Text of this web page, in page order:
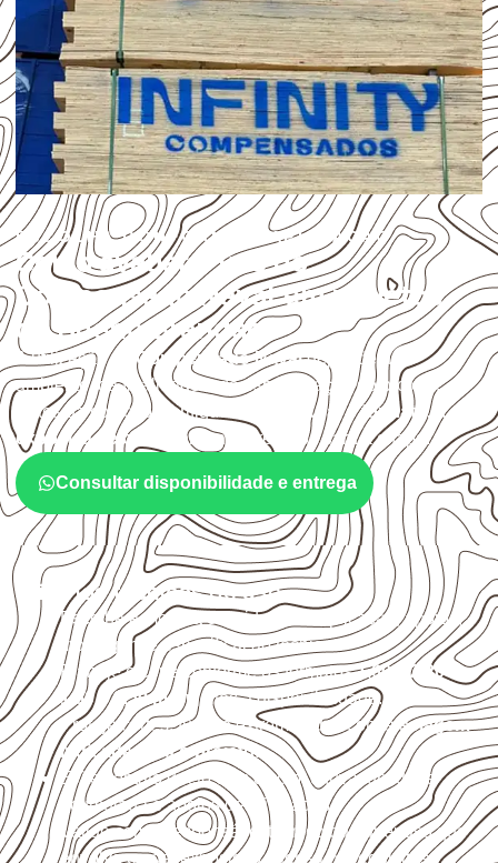
ESCOLHA CONFORME A APLICAÇÃO
Como avaliar o uso do
Compensado Naval em projetos
de Bueno Brandão?
A utilização do Compensado Navaldepende do
ambiente, da finalidade e da especificação do projeto.
Antes da cotação, verifique a
espessura, o formato, a
exposição e o acabamento
previstos para a chapa.
Consultar disponibilidade e entrega
Critérios técnicos de uso
Escolha a medida considerando aplicação, apoios,
montagem e especificação técnica.
Planeje o corte conforme os formatos1,60 × 2,20 m e
1,60 × 2,50 m, sujeitos à disponibilidade.
Proteja cortes, furos e extremidades com aselagem
indicada para o projeto.
Evite contato direto com o solo, chuva, umidade
acumulada e apoios desnivelados.
Valide com o responsável técnico qualquer uso que
envolva carga, exposição intensa ou requisitos